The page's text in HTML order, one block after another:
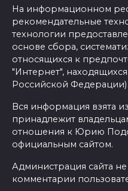
На информационном
рекомендательные
технологии
основе сбора,
относящихся к
"Интернет",
Российской Федерации)
Вся информация взята
принадлежит
отношения к Юрию
официальным сайтом.
Администрация сайта не
комментарии